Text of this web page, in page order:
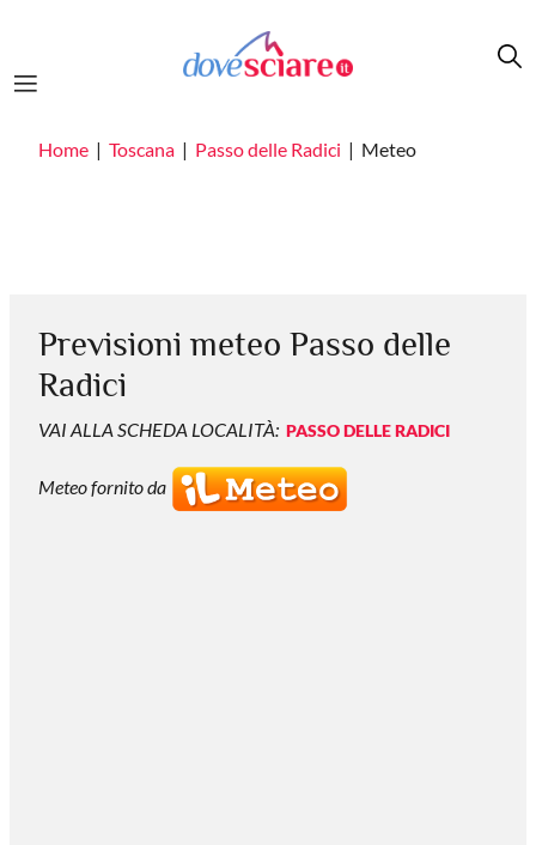
Home Toscana Passo delle Radici Meteo
Previsioni meteo Passo delle
Radici
VAI ALLA SCHEDA LOCALITÀ: PASSO DELLE RADICI
Meteo fornito da